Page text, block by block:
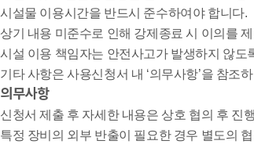
시설물 이용시간을 반드시 준수하여야 합니다.
상기 내용 미준수로 인해 강제종료 시 이의를
시설 이용 책임자는 안전사고가 발생하지 않
기타 사항은 사용신청서 내 ‘의무사항’을 참조
의무사항
신청서 제출 후 자세한 내용은 상호 협의 후 진행
특정 장비의 외부 반출이 필요한 경우 별도의